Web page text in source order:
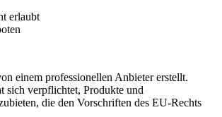
erlaubt
einem professionellen Anbieter erstellt.
sich verpflichtet, Produkte und
die den Vorschriften des EU-Rechts